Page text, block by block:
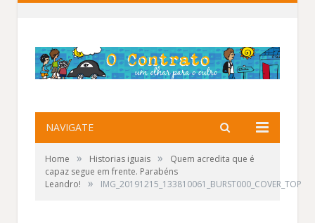
NAVIGATE
Home » Historias iguais »
Quem acredita que é
capaz segue em frente. Parabéns
Leandro!
» IMG_20191215_133810061_BURST000_COVER_TOP